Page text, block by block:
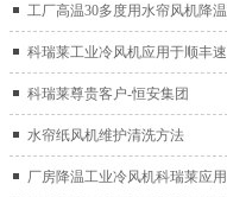
工厂高温30多度用水帘风机降温
科瑞莱工业冷风机应用于顺丰速
运仓库通风降温
科瑞莱尊贵客户-恒安集团
水帘纸风机维护清洗方法
厂房降温工业冷风机科瑞莱应用